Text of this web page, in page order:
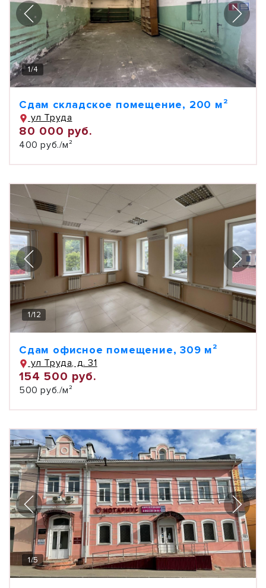
1/4
Сдам складское помещение, 200 м²
ул Труда
80 000 руб.
400 руб./м²
1/12
Сдам офисное помещение, 309 м²
ул Труда, д. 31
154 500 руб.
500 руб./м²
1/5